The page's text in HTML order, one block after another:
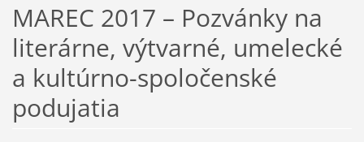
MAREC 2017 – Pozvánky na
literárne, výtvarné, umelecké
a kultúrno-spoločenské
podujatia